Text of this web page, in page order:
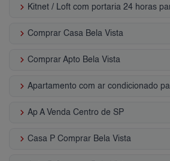
keyboard_arrow_right
keyboard_arrow_right Comprar Casa Bela Vista
keyboard_arrow_right Comprar Apto Bela Vista
keyboard_arrow_right
keyboard_arrow_right Ap A Venda Centro de SP
keyboard_arrow_right Casa P Comprar Bela Vista